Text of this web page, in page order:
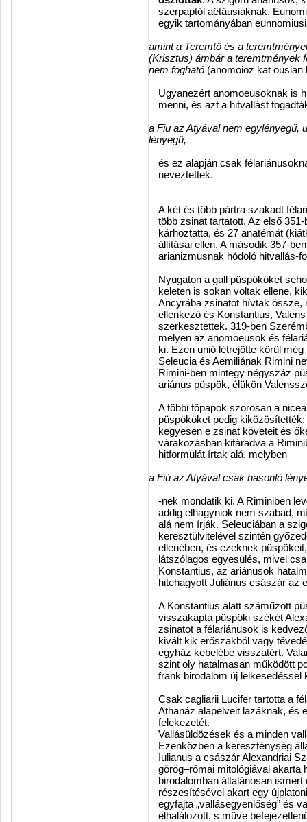
szerpaptól aëtáusiaknak,
egyik tartományában
amint a Teremtő és a
(Krisztus) ámbár a teremtmények
nem fogható (anomoioz kat ousian
Ugyanezért anomoeusoknak is
menni, és azt a hitvallást
a Fiu az Atyával nem egylényegű,
lényegű,
és ez alapján csak
neveztettek.
A két és több pártra szakadt
több zsinat tartatott. Az első
kárhoztatta, és 27 anatémát
állításai ellen. A második 357-
arianizmusnak hódoló hitvallás-
Nyugaton a gall püspököket
keleten is sokan voltak ellene,
Ancyrába zsinatot hívtak össze,
ellenkező és Konstantius,
szerkesztettek. 319-ben
melyen az anomoeusok és
ki. Ezen unió létrejötte körül
Seleucia és Aemiliának Rimini
Rimini-ben mintegy négyszáz
ariánus püspök, élükön
A többi főpapok szorosan a
püspököket pedig
kegyesen e zsinat követeit és
várakozásban kifáradva a
hitformulát írtak alá, melyben
a Fiú az Atyával csak hasonló
-nek mondatik ki. A Riminiben
addig elhagyniok nem szabad,
alá nem írják. Seleuciában a
keresztülvitelével szintén
ellenében, és ezeknek
látszólagos egyesülés, mivel
Konstantius, az ariánusok
hitehagyott Juliánus császár az
A Konstantius alatt száműzött
visszakapta püspöki székét
zsinatot a félariánusok is
kivált kik erőszakból vagy
egyház kebelébe visszatért.
szint oly hatalmasan működött
frank birodalom új lelkesedéssel
Csak cagliarii Lucifer tartotta a
Athanáz alapelveit lazáknak, és
felekezetét.
Vallásüldözések és a minden
Ezenközben a kereszténység
Iulianus a császár Alexandriai
görög–római mitológiával
birodalomban általánosan
részesítésével akart egy
egyfajta „vallásegyenlőség” és
elhalálozott, s műve